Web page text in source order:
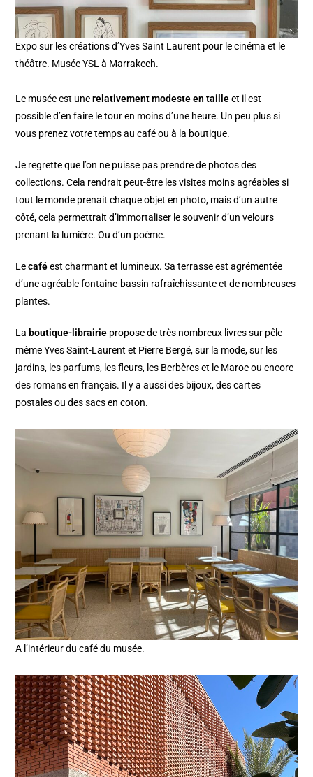
Expo sur les créations d’Yves Saint Laurent pour le cinéma et le
théâtre. Musée YSL à Marrakech.
Le musée est unerelativement modeste en tailleet il est
possible d’en faire le tour en moins d’une heure. Un peu plus si
vous prenez votre temps au café ou à la boutique.
Je regrette que l’on ne puisse pas prendre de photos des
collections. Cela rendrait peut-être les visites moins agréables si
tout le monde prenait chaque objet en photo, mais d’un autre
côté, cela permettrait d’immortaliser le souvenir d’un velours
prenant la lumière. Ou d’un poème.
Lecaféest charmant et lumineux. Sa terrasse est agrémentée
d’une agréable fontaine-bassin rafraîchissante et de nombreuses
plantes.
La boutique-librairie propose de très nombreux livres sur pêle
même Yves Saint-Laurent et Pierre Bergé, sur la mode, sur les
jardins, les parfums, les fleurs, les Berbères et le Maroc ou encore
des romans en français. Il y a aussi des bijoux, des cartes
postales ou des sacs en coton.
A l’intérieur du café du musée.